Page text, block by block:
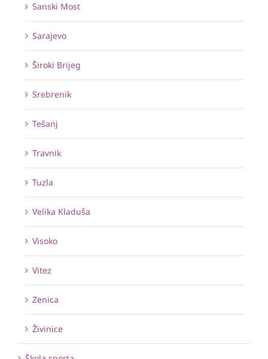
Sanski Most
Sarajevo
Široki Brijeg
Srebrenik
Tešanj
Travnik
Tuzla
Velika Kladuša
Visoko
Vitez
Zenica
Živinice